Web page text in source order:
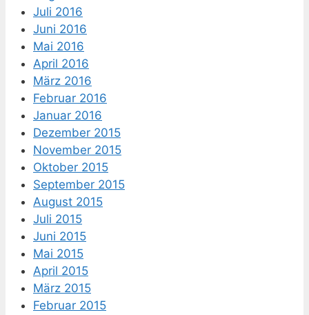
Juli 2016
Juni 2016
Mai 2016
April 2016
März 2016
Februar 2016
Januar 2016
Dezember 2015
November 2015
Oktober 2015
September 2015
August 2015
Juli 2015
Juni 2015
Mai 2015
April 2015
März 2015
Februar 2015